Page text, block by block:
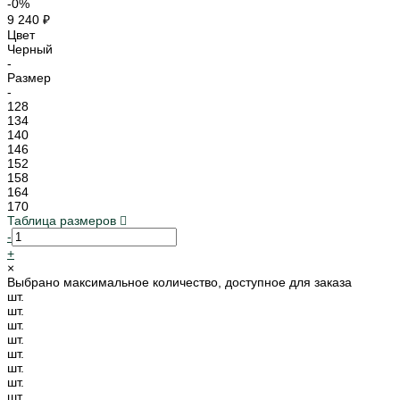
-0%
9 240 ₽
Цвет
Черный
-
Размер
-
128
134
140
146
152
158
164
170
Таблица размеров
-
+
×
Выбрано максимальное количество, доступное для заказа
шт.
шт.
шт.
шт.
шт.
шт.
шт.
шт.